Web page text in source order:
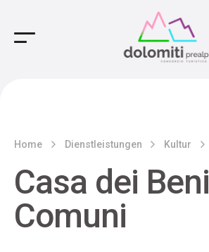
Main Navigation
Home Dienstleistungen Kultur
Casa dei Beni
Comuni